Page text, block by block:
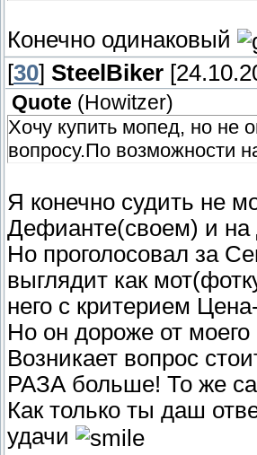
Конечно одинаковый
[30] SteelBiker
Quote ( Howitzer)
Хочу купить мопед, но не
вопросу.По возможности
Я конечно судить не
Дефианте(своем) и
Но проголосовал за
выглядит как
него с критерием
Но он дороже от
Возникает вопрос
РАЗА больше! То же
Как только ты даш
удачи